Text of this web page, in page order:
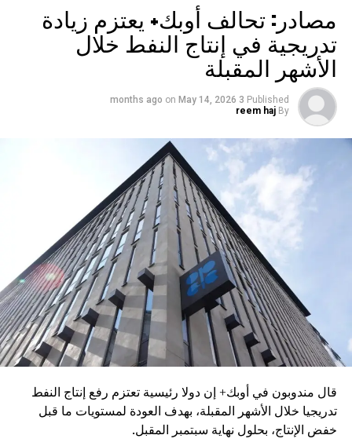
مصادر: تحالف أوبك+ يعتزم زيادة
تدريجية في إنتاج النفط خلال
الأشهر المقبلة
Published
3 months ago
on May 14, 2026
By
reem haj
قال مندوبون في أوبك+ إن دولا رئيسية تعتزم رفع إنتاج النفط
تدريجيا خلال الأشهر المقبلة، بهدف العودة لمستويات ما قبل
خفض الإنتاج، بحلول نهاية سبتمبر المقبل.